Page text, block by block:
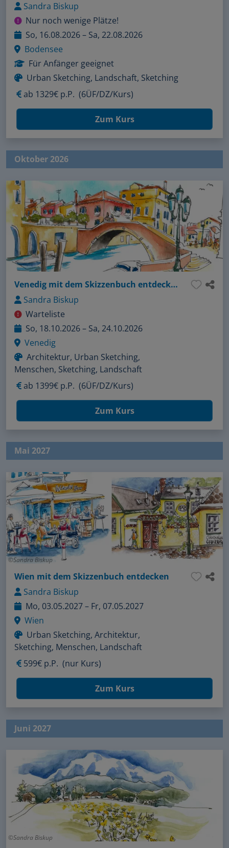
Sandra Biskup
Nur noch wenige Plätze!
So, 16.08.2026 – Sa, 22.08.2026
Bodensee
Für Anfänger geeignet
Urban Sketching, Landschaft, Sketching
ab 1329€ p.P. (6ÜF/DZ/Kurs)
Zum Kurs
Oktober 2026
Venedig mit dem Skizzenbuch entdecken
Sandra Biskup
Warteliste
So, 18.10.2026 – Sa, 24.10.2026
Venedig
Architektur, Urban Sketching,
Menschen, Sketching, Landschaft
ab 1399€ p.P. (6ÜF/DZ/Kurs)
Zum Kurs
Mai 2027
Sandra Biskup
Wien mit dem Skizzenbuch entdecken
Sandra Biskup
Mo, 03.05.2027 – Fr, 07.05.2027
Wien
Urban Sketching, Architektur,
Sketching, Menschen, Landschaft
599€ p.P. (nur Kurs)
Zum Kurs
Juni 2027
Sandra Biskup